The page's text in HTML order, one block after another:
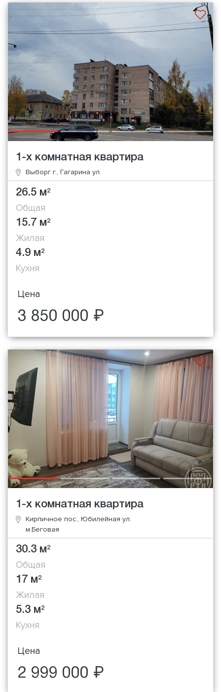
1-х комнатная квартира
Выборг г., Гагарина ул.
26.5 м2
Общая
15.7 м2
Жилая
4.9 м2
Кухня
Цена
3 850 000 ₽
1-х комнатная квартира
Кирпичное пос., Юбилейная ул.
м.Беговая
30.3 м2
Общая
17 м2
Жилая
5.3 м2
Кухня
Цена
2 999 000 ₽